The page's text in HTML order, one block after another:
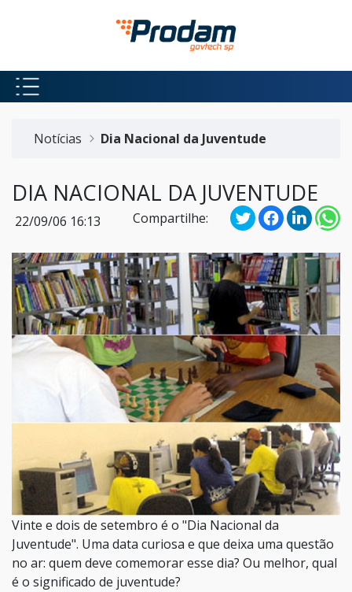
Pular para o Conteúdo principal
Notícias
Dia Nacional da Juventude
DIA NACIONAL DA JUVENTUDE
22/09/06 16:13 Compartilhe:
Vinte e dois de setembro é o "Dia Nacional da
Juventude". Uma data curiosa e que deixa uma questão
no ar: quem deve comemorar esse dia? Ou melhor, qual
é o significado de juventude?